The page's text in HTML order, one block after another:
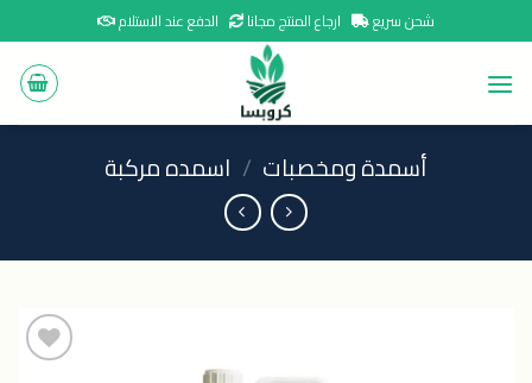
to
content
شحن سريع ارجاع المنتج مجانا الدفع عند الاستلام
أسمدة ومخصبات / اسمده مركبة